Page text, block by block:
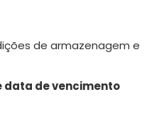
de armazenagem e
data de vencimento